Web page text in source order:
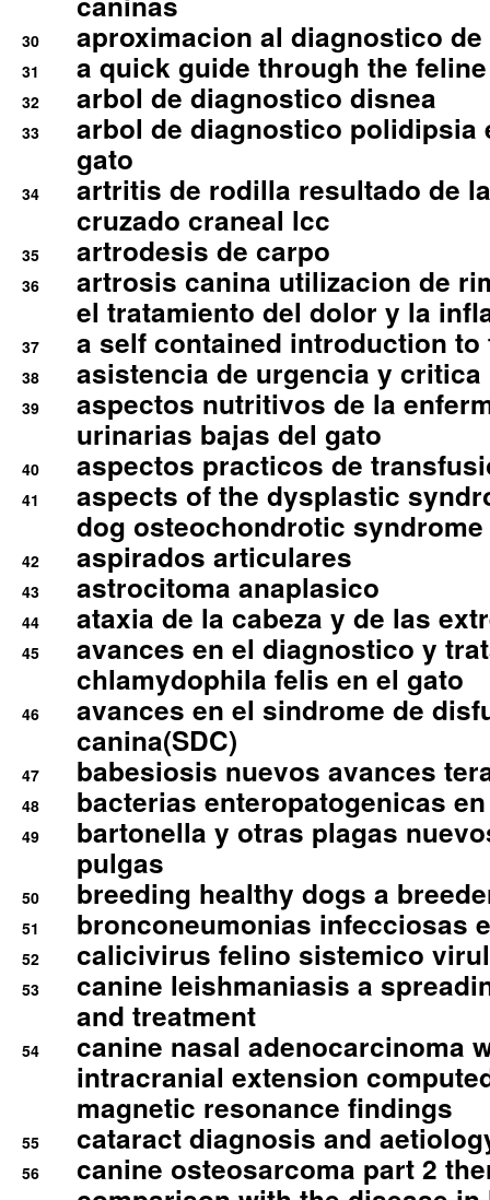
30 aproximacion al diagnostico
31 a quick guide through the
32 arbol de diagnostico disnea
33
arbol de diagnostico polidipsia
gato
34
artritis de rodilla resultado de
cruzado craneal lcc
35 artrodesis de carpo
36
artrosis canina utilizacion de
el tratamiento del dolor y la
37 a self contained introduction
38 asistencia de urgencia y
39
aspectos nutritivos de la
urinarias bajas del gato
40 aspectos practicos de
41
aspects of the dysplastic
dog osteochondrotic syndrome
42 aspirados articulares
43 astrocitoma anaplasico
44 ataxia de la cabeza y de las
45
avances en el diagnostico y
chlamydophila felis en el gato
46
avances en el sindrome de
canina(SDC)
47 babesiosis nuevos avances
48 bacterias enteropatogenicas
49
bartonella y otras plagas
pulgas
50 breeding healthy dogs a
51 bronconeumonias infecciosas
52 calicivirus felino sistemico
53
canine leishmaniasis a
and treatment
54
canine nasal adenocarcinoma
intracranial extension
magnetic resonance findings
55 cataract diagnosis and
56
canine osteosarcoma part 2